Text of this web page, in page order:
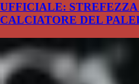
UFFICIALE: STREFEZZA
CALCIATORE DEL